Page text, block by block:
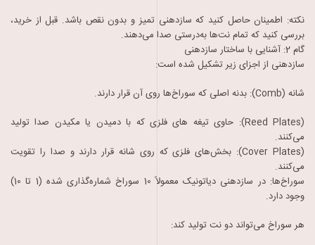
نکته: اطمینان حاصل کنید که سازدهنی تمیز و بدون نقص باشد. قبل از خرید،
بررسی کنید که تمام نت‌ها به‌درستی صدا می‌دهند.
گام 2: آشنایی با ساختار سازدهنی
سازدهنی از اجزای زیر تشکیل شده است:
شانه (Comb): بدنه اصلی که سوراخ‌ها روی آن قرار دارند.
(Reed Plates): حاوی تیغه های فلزی که با دمیدن یا مکیدن صدا تولید
می‌کنند.
(Cover Plates): بخش‌های فلزی که روی شانه قرار دارند و صدا را تقویت
می‌کنند.
سوراخ‌ها: در سازدهنی دیاتونیک معمولاً 10 سوراخ شماره‌گذاری شده (1 تا 10)
وجود دارد.
هر سوراخ می‌تواند دو نت تولید کند: